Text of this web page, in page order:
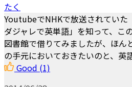
たく
YoutubeでNHKで放送されていた
ダジャレで英単語」を知って、こ
図書館で借りてみましたが、ほん
の手元においておきたいのと、英
Good (1)